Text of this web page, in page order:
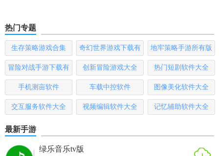
热门专题
生存策略游戏合集
奇幻世界游戏下载有
哪些
地牢策略手游所有版
本
冒险对战手游下载有
哪些
创新冒险游戏大全 热门短剧软件大全
手机测亩软件 车载中控软件 图像美化软件大全
交互服务软件大全 视频编辑软件大全 记忆辅助软件大全
最新手游
绿乐音乐tv版